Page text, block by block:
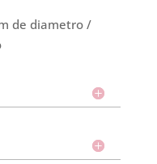
de diametro /